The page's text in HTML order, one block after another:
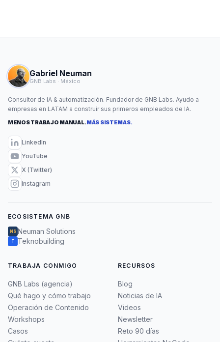
Gabriel Neuman
GNB Labs · México
Consultor de IA & automatización. Fundador de GNB Labs. Ayudo a
empresas en LATAM a construir sus primeros empleados de IA.
MENOS TRABAJO MANUAL.MÁS SISTEMAS.
LinkedIn
YouTube
X (Twitter)
Instagram
ECOSISTEMA GNB
NS Neuman Solutions
T Teknobuilding
TRABAJA CONMIGO
GNB Labs (agencia)
Qué hago y cómo trabajo
Operación de Contenido
Workshops
Casos
RECURSOS
Blog
Noticias de IA
Videos
Newsletter
Reto 90 días